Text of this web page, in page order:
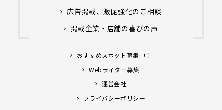
広告掲載、販促強化のご相談
掲載企業・店舗の喜びの声
おすすめスポット募集中！
Webライター募集
運営会社
プライバシーポリシー